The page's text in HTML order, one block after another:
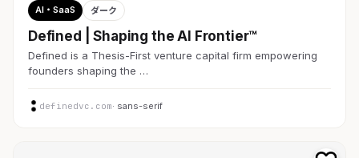
AI・SaaS ダーク
Defined | Shaping the AI Frontier™
Defined is a Thesis-First venture capital firm empowering
founders shaping the …
definedvc.com· sans-serif